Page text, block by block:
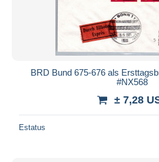
BRD Bund 675-676 als
#NX568
± 7,28
Estatus